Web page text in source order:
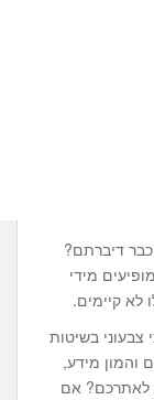
דיברתם?
מידי
לא קיימים.
בשיטות
והמון מידע,
לאתרכם? אם